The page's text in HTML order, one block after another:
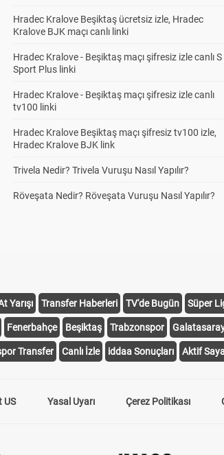
Hradec Kralove Beşiktaş ücretsiz izle, Hradec
Kralove BJK maçı canlı linki
Hradec Kralove - Beşiktaş maçı şifresiz izle canlı S
Sport Plus linki
Hradec Kralove - Beşiktaş maçı şifresiz izle canlı
tv100 linki
Hradec Kralove Beşiktaş maçı şifresiz tv100 izle,
Hradec Kralove BJK link
Trivela Nedir? Trivela Vuruşu Nasıl Yapılır?
Röveşata Nedir? Röveşata Vuruşu Nasıl Yapılır?
Yarışı Transfer Haberleri TV'de Bugün Süper
Fenerbahçe Beşiktaş Trabzonspor
Transfer Canlı İzle iddaa Sonuçları Aktif
US Yasal Uyarı Çerez Politikası